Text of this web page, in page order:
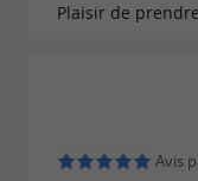
Plaisir de
Avis